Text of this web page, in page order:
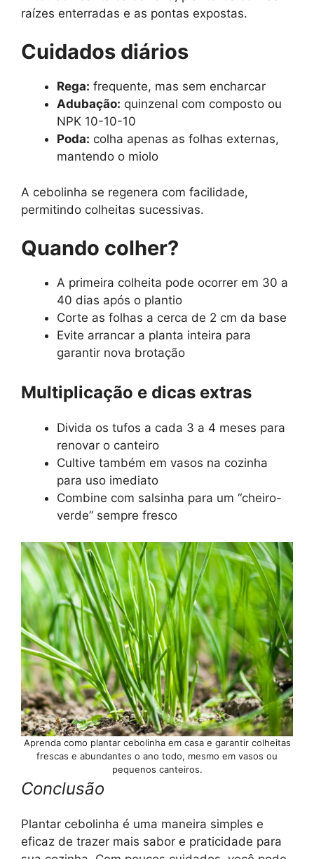
raízes enterradas e as pontas expostas.
Cuidados diários
Rega: frequente, mas sem encharcar
Adubação: quinzenal com composto ou
NPK 10-10-10
Poda: colha apenas as folhas externas,
mantendo o miolo
A cebolinha se regenera com facilidade,
permitindo colheitas sucessivas.
Quando colher?
A primeira colheita pode ocorrer em 30 a
40 dias após o plantio
Corte as folhas a cerca de 2 cm da base
Evite arrancar a planta inteira para
garantir nova brotação
Multiplicação e dicas extras
Divida os tufos a cada 3 a 4 meses para
renovar o canteiro
Cultive também em vasos na cozinha
para uso imediato
Combine com salsinha para um “cheiro-
verde” sempre fresco
Aprenda como plantar cebolinha em casa e garantir colheitas
frescas e abundantes o ano todo, mesmo em vasos ou
pequenos canteiros.
Conclusão
Plantar cebolinha é uma maneira simples e
eficaz de trazer mais sabor e praticidade para